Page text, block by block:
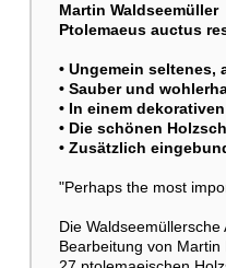
Martin Waldseemüller
Ptolemaeus auctus
• Ungemein seltenes,
• Sauber und
• In einem
• Die schönen
• Zusätzlich
"Perhaps the most
Die Waldseemüllersche
Bearbeitung von